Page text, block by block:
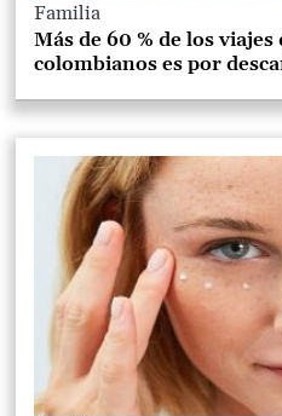
Familia
Más de 60 % de los
colombianos es por